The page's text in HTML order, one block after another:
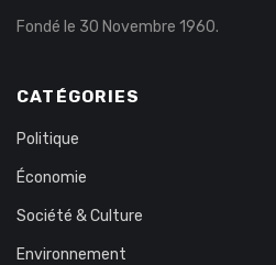
Fondé le 30 Novembre 1960.
CATÉGORIES
Politique
Économie
Société & Culture
Environnement